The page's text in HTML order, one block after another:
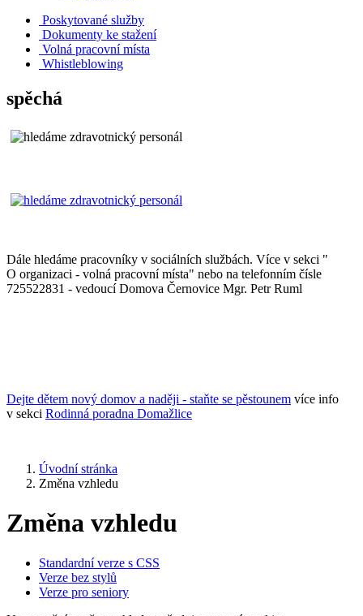
Poskytované služby
Dokumenty ke stažení
Volná pracovní místa
Whistleblowing
spěchá
Dále hledáme pracovníky v sociálních službách. Více v sekci "
O organizaci - volná pracovní místa" nebo na telefonním čísle
725522831 - vedoucí Domova Černovice Mgr. Petr Ruml
Dejte dětem nový domov a naději - staňte se pěstounem více info
v sekci Rodinná poradna Domažlice
Úvodní stránka
Změna vzhledu
Změna vzhledu
Standardní verze s CSS
Verze bez stylů
Verze pro seniory